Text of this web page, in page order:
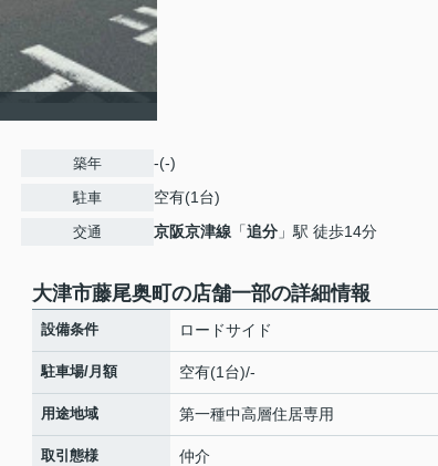
築年 -(-)
駐車 空有(1台)
交通 京阪京津線 「追分 」駅 徒歩14分
大津市藤尾奥町の店舗一部の詳細情報
設備条件 ロードサイド
駐車場/月額 空有(1台)/-
用途地域 第一種中高層住居専用
取引態様 仲介